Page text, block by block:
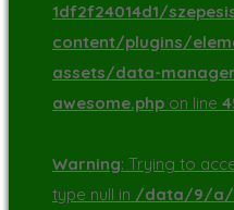
1df2f24014d1/
content/plugins/
assets/data-
awesome.php on line
Warning: Trying to
type null in /data/9/a/